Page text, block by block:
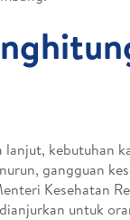
lanjut, kebutuhan
gangguan
Kesehatan
untuk